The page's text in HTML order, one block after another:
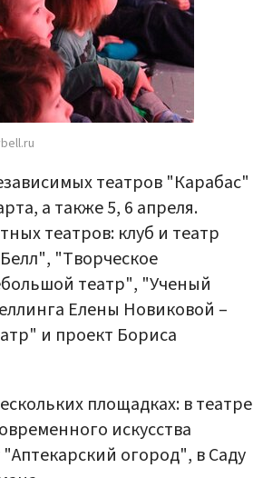
театров "Карабас"
а также 5, 6 апреля.
театров: клуб и театр
"Творческое
театр", "Ученый
Елены Новиковой –
и проект Бориса
площадках: в театре
искусства
огород", в Саду